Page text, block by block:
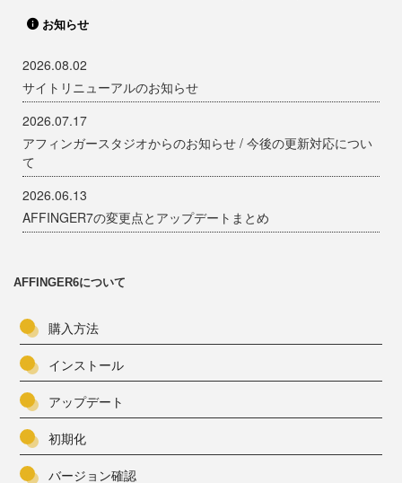
お知らせ
2026.08.02
サイトリニューアルのお知らせ
2026.07.17
アフィンガースタジオからのお知らせ / 今後の更新対応につい
て
2026.06.13
AFFINGER7の変更点とアップデートまとめ
AFFINGER6について
購入方法
インストール
アップデート
初期化
バージョン確認